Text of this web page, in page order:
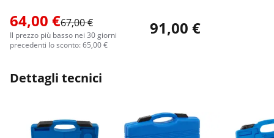
64,00 €67,00 €
Il prezzo più basso nei 30 giorni
precedenti lo sconto: 65,00 €
91,00 €
Dettagli tecnici